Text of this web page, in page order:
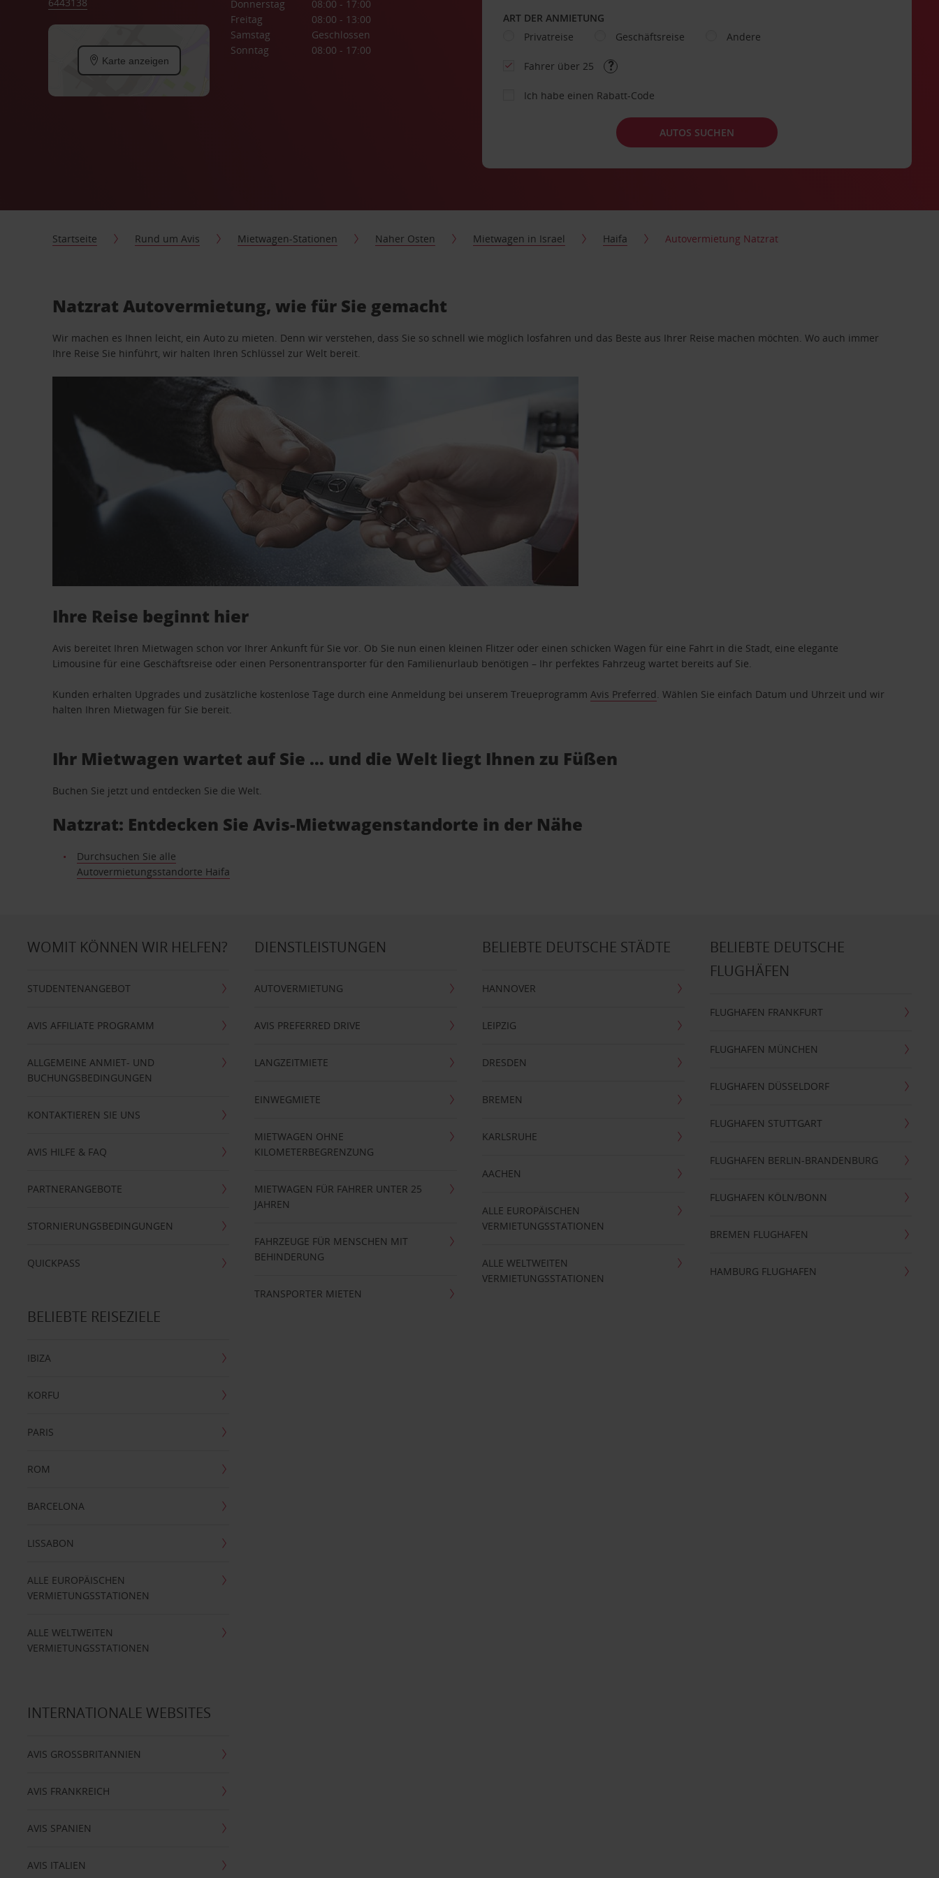
Karte anzeigen
Donnerstag
08:00 - 17:00
Freitag
08:00 - 13:00
Samstag
Geschlossen
Sonntag
08:00 - 17:00
ART DER ANMIETUNG
Privatreise
Geschäftsreise Andere
Fahrer über 25
Ich habe einen Rabatt-Code
AUTOS SUCHEN
Startseite Rund um Avis Mietwagen-Stationen Naher Osten Mietwagen in Israel Haifa Autovermietung Natzrat
Natzrat Autovermietung, wie für Sie gemacht
Wir machen es Ihnen leicht, ein Auto zu mieten. Denn wir verstehen, dass Sie so schnell wie möglich losfahren und das Beste aus Ihrer Reise machen möchten. Wo auch immer
Ihre Reise Sie hinführt, wir halten Ihren Schlüssel zur Welt bereit.
Ihre Reise beginnt hier
Avis bereitet Ihren Mietwagen schon vor Ihrer Ankunft für Sie vor. Ob Sie nun einen kleinen Flitzer oder einen schicken Wagen für eine Fahrt in die Stadt, eine elegante
Limousine für eine Geschäftsreise oder einen Personentransporter für den Familienurlaub benötigen – Ihr perfektes Fahrzeug wartet bereits auf Sie.
Kunden erhalten Upgrades und zusätzliche kostenlose Tage durch eine Anmeldung bei unserem TreueprogrammAvis Preferred. Wählen Sie einfach Datum und Uhrzeit und wir
halten Ihren Mietwagen für Sie bereit.
Ihr Mietwagen wartet auf Sie … und die Welt liegt Ihnen zu Füßen
Buchen Sie jetzt und entdecken Sie die Welt.
Natzrat: Entdecken Sie Avis-Mietwagenstandorte in der Nähe
Durchsuchen Sie alle
Autovermietungsstandorte Haifa
WOMIT KÖNNEN WIR HELFEN?
STUDENTENANGEBOT
AVIS AFFILIATE PROGRAMM
ALLGEMEINE ANMIET- UND
BUCHUNGSBEDINGUNGEN
KONTAKTIEREN SIE UNS
AVIS HILFE & FAQ
PARTNERANGEBOTE
STORNIERUNGSBEDINGUNGEN
QUICKPASS
DIENSTLEISTUNGEN
AUTOVERMIETUNG
AVIS PREFERRED DRIVE
LANGZEITMIETE
EINWEGMIETE
MIETWAGEN OHNE
KILOMETERBEGRENZUNG
MIETWAGEN FÜR FAHRER UNTER 25
JAHREN
FAHRZEUGE FÜR MENSCHEN MIT
BEHINDERUNG
TRANSPORTER MIETEN
BELIEBTE DEUTSCHE STÄDTE
HANNOVER
LEIPZIG
DRESDEN
BREMEN
KARLSRUHE
AACHEN
ALLE EUROPÄISCHEN
VERMIETUNGSSTATIONEN
ALLE WELTWEITEN
VERMIETUNGSSTATIONEN
BELIEBTE DEUTSCHE
FLUGHÄFEN
FLUGHAFEN FRANKFURT
FLUGHAFEN MÜNCHEN
FLUGHAFEN DÜSSELDORF
FLUGHAFEN STUTTGART
FLUGHAFEN BERLIN-BRANDENBURG
FLUGHAFEN KÖLN/BONN
BREMEN FLUGHAFEN
HAMBURG FLUGHAFEN
BELIEBTE REISEZIELE
IBIZA
KORFU
PARIS
ROM
BARCELONA
LISSABON
ALLE EUROPÄISCHEN
VERMIETUNGSSTATIONEN
ALLE WELTWEITEN
VERMIETUNGSSTATIONEN
INTERNATIONALE WEBSITES
AVIS GROSSBRITANNIEN
AVIS FRANKREICH
AVIS SPANIEN
AVIS ITALIEN